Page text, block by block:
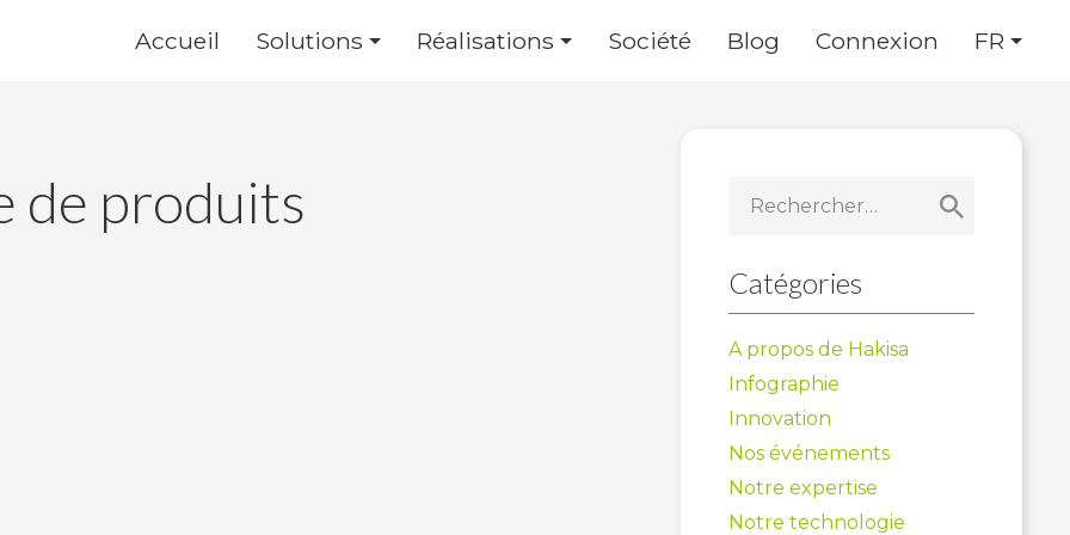
Accueil Solutions Réalisations Société Blog Connexion FR
de produits
Catégories
A propos de Hakisa
Infographie
Innovation
Nos événements
Notre expertise
Notre technologie